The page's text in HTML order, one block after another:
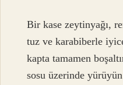
Bir kase zeytinyağı,
tuz ve karabiberle
kapta tamamen
sosu üzerinde